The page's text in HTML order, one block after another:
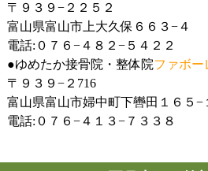
〒９３９−２２５２
富山県富山市上大久保６６３−４
電話:０７６−４８２−５４２２
●ゆめたか接骨院・整体院ファボー
〒９３９−２716
富山県富山市婦中町下轡田１６５
電話:０７６−４１３−７３３８